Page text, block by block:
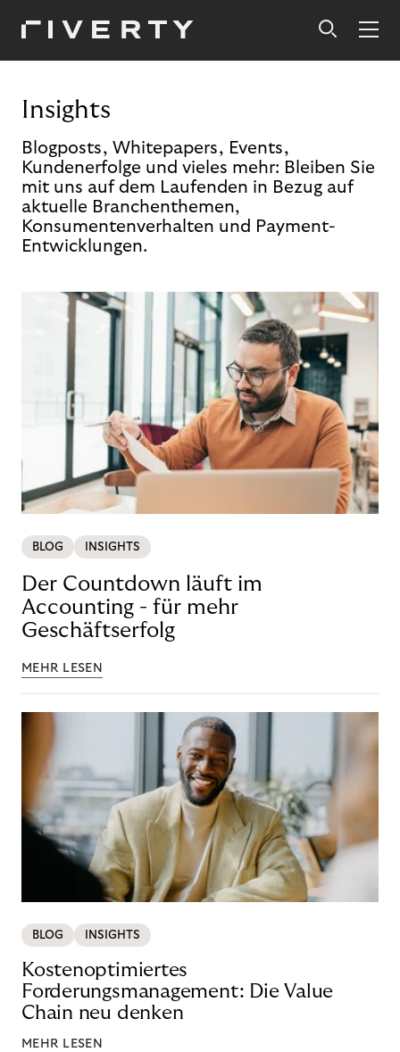
Insights
Blogposts, Whitepapers, Events,
Kundenerfolge und vieles mehr: Bleiben Sie
mit uns auf dem Laufenden in Bezug auf
aktuelle Branchenthemen,
Konsumentenverhalten und Payment-
Entwicklungen.
BLOG INSIGHTS
Der Countdown läuft im
Accounting - für mehr
Geschäftserfolg
MEHR LESEN
BLOG INSIGHTS
Kostenoptimiertes
Forderungsmanagement: Die Value
Chain neu denken
MEHR LESEN